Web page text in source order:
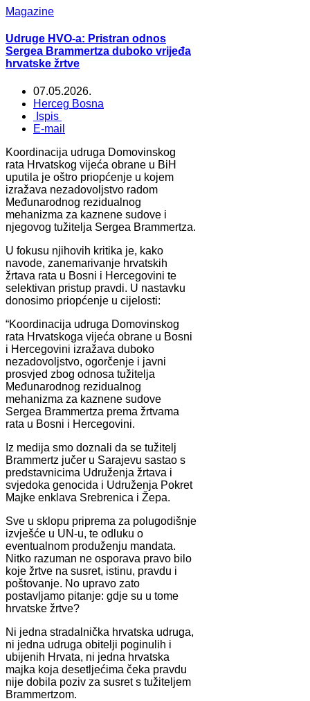
Magazine
Udruge HVO-a: Pristran odnos
Sergea Brammertza duboko vrijeđa
hrvatske žrtve
07.05.2026.
Herceg Bosna
Ispis
E-mail
Koordinacija udruga Domovinskog
rata Hrvatskog vijeća obrane u BiH
uputila je oštro priopćenje u kojem
izražava nezadovoljstvo radom
Međunarodnog rezidualnog
mehanizma za kaznene sudove i
njegovog tužitelja Sergea Brammertza.
U fokusu njihovih kritika je, kako
navode, zanemarivanje hrvatskih
žrtava rata u Bosni i Hercegovini te
selektivan pristup pravdi. U nastavku
donosimo priopćenje u cijelosti:
“Koordinacija udruga Domovinskog
rata Hrvatskoga vijeća obrane u Bosni
i Hercegovini izražava duboko
nezadovoljstvo, ogorčenje i javni
prosvjed zbog odnosa tužitelja
Međunarodnog rezidualnog
mehanizma za kaznene sudove
Sergea Brammertza prema žrtvama
rata u Bosni i Hercegovini.
Iz medija smo doznali da se tužitelj
Brammertz jučer u Sarajevu sastao s
predstavnicima Udruženja žrtava i
svjedoka genocida i Udruženja Pokret
Majke enklava Srebrenica i Žepa.
Sve u sklopu priprema za polugodišnje
izvješće u UN-u, te odluku o
eventualnom produženju mandata.
Nitko razuman ne osporava pravo bilo
koje žrtve na susret, istinu, pravdu i
poštovanje. No upravo zato
postavljamo pitanje: gdje su u tome
hrvatske žrtve?
Ni jedna stradalnička hrvatska udruga,
ni jedna udruga obitelji poginulih i
ubijenih Hrvata, ni jedna hrvatska
majka koja desetljećima čeka pravdu
nije dobila poziv za susret s tužiteljem
Brammertzom.